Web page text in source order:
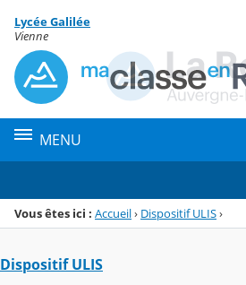
Menu de la rubrique
Contenu
Lycée Galilée
Vienne
MENU
Vous êtes ici : Accueil› Dispositif ULIS›
Dispositif ULIS